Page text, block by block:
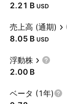
‪2.21 B‬ USD
売上高 (通期)
‪8.05 B‬ USD
浮動株
‪2.00 B‬
ベータ (1年)